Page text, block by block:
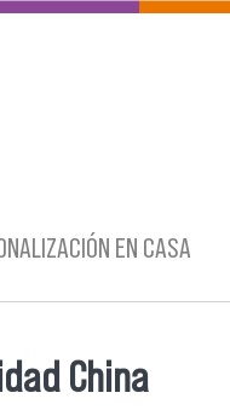
EN CASA
China